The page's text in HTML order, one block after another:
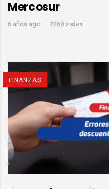
Mercosur
6 años ago 2268 vistas
FINANZAS